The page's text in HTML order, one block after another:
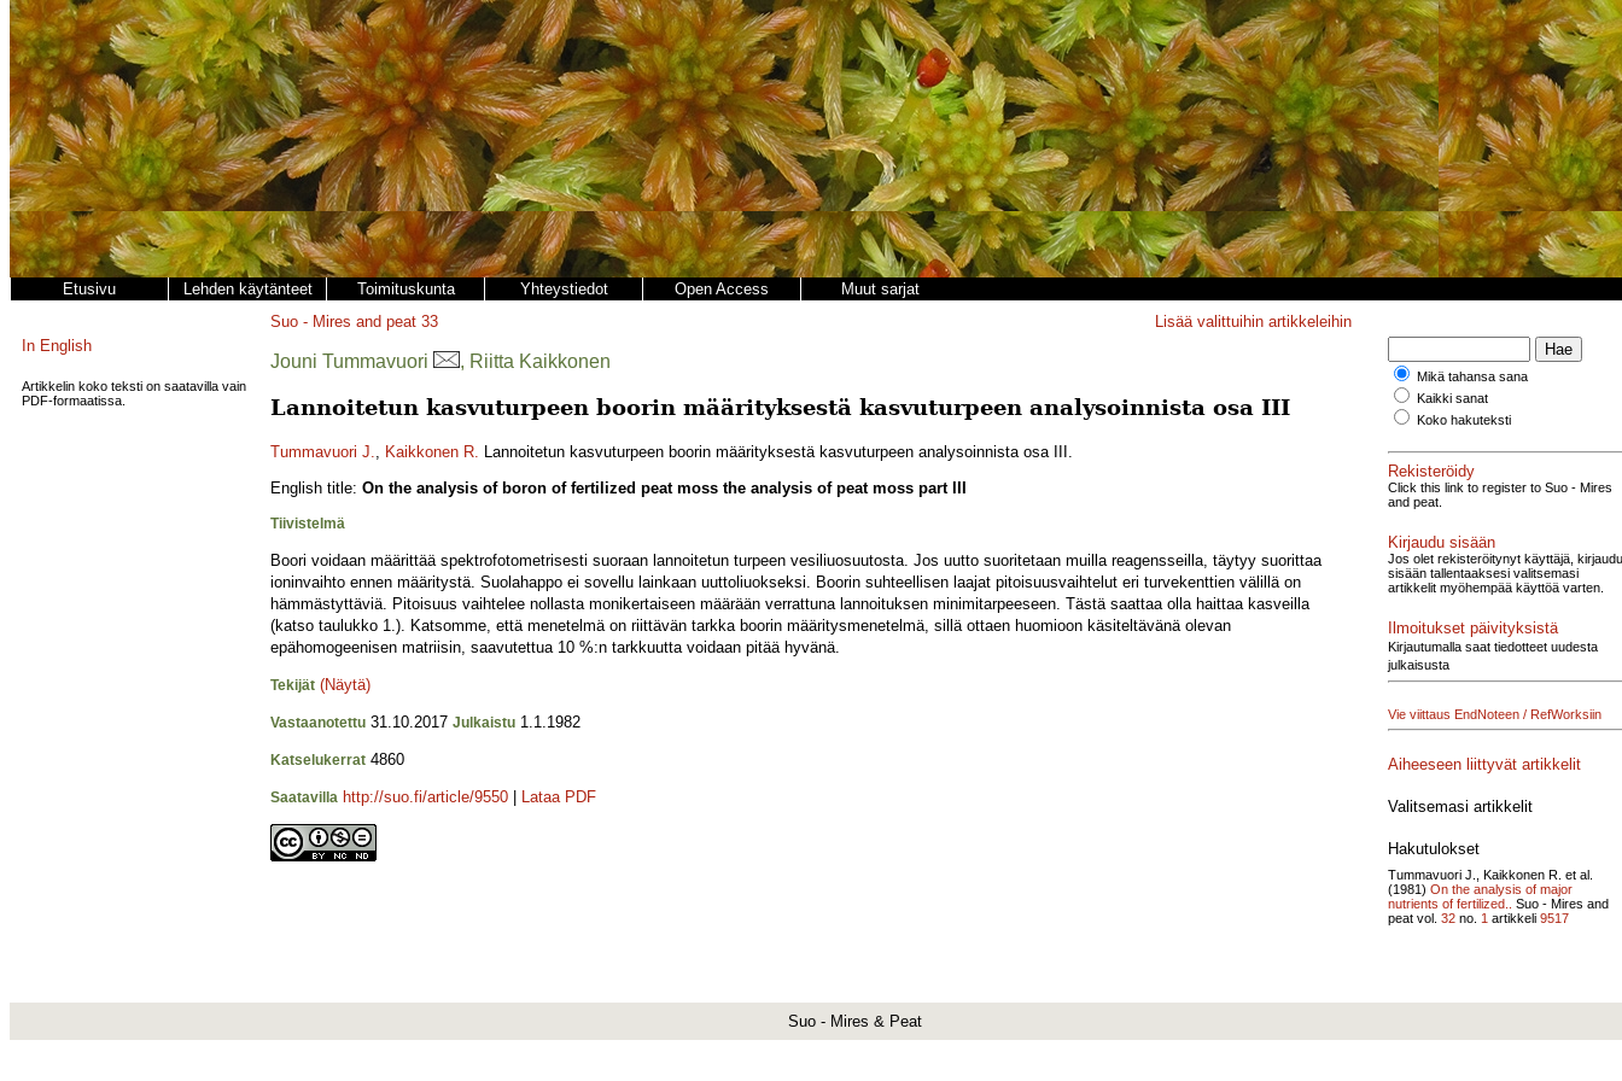
Etusivu Lehden käytänteet Toimituskunta Yhteystiedot Open Access Muut sarjat
In English
Artikkelin koko teksti on saatavilla vain
PDF-formaatissa.
Suo - Mires and peat 33 Lisää valittuihin artikkeleihin
Jouni Tummavuori , Riitta Kaikkonen
Lannoitetun kasvuturpeen boorin määrityksestä kasvuturpeen analysoinnista osa III
Tummavuori J., Kaikkonen R. Lannoitetun kasvuturpeen boorin määrityksestä kasvuturpeen analysoinnista osa III.
English title: On the analysis of boron of fertilized peat moss the analysis of peat moss part III
Tiivistelmä
Boori voidaan määrittää spektrofotometrisesti suoraan lannoitetun turpeen vesiliuosuutosta. Jos uutto suoritetaan muilla reagensseilla, täytyy suorittaa
ioninvaihto ennen määritystä. Suolahappo ei sovellu lainkaan uuttoliuokseksi. Boorin suhteellisen laajat pitoisuusvaihtelut eri turvekenttien välillä on
hämmästyttäviä. Pitoisuus vaihtelee nollasta monikertaiseen määrään verrattuna lannoituksen minimitarpeeseen. Tästä saattaa olla haittaa kasveilla
(katso taulukko 1.). Katsomme, että menetelmä on riittävän tarkka boorin määritysmenetelmä, sillä ottaen huomioon käsiteltävänä olevan
epähomogeenisen matriisin, saavutettua 10 %:n tarkkuutta voidaan pitää hyvänä.
Tekijät (Näytä)
Vastaanotettu 31.10.2017 Julkaistu 1.1.1982
Katselukerrat 4860
Saatavilla http://suo.fi/article/9550 Lataa PDF
Mikä tahansa sana
Kaikki sanat
Koko hakuteksti
Rekisteröidy
Click this link to register to Suo - Mires
and peat.
Kirjaudu sisään
Jos olet rekisteröitynyt käyttäjä, kirjaudu
sisään tallentaaksesi valitsemasi
artikkelit myöhempää käyttöä varten.
Ilmoitukset päivityksistä
Kirjautumalla saat tiedotteet uudesta
julkaisusta
Vie viittaus EndNoteen / RefWorksiin
Aiheeseen liittyvät artikkelit
Valitsemasi artikkelit
Hakutulokset
Tummavuori J., Kaikkonen R. et al.
(1981) On the analysis of major
nutrients of fertilized..
Suo - Mires and
peat vol. 32 no. 1 artikkeli 9517
Suo - Mires & Peat